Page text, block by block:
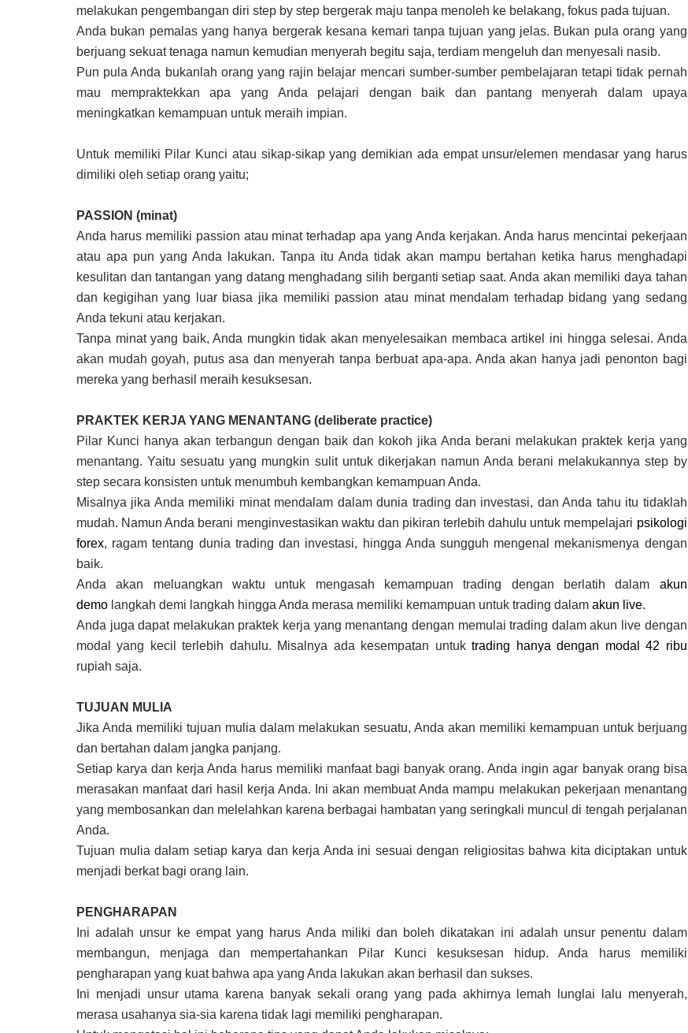
melakukan pengembangan diri step by step bergerak maju tanpa menoleh ke belakang, fokus pada tujuan.
Anda bukan pemalas yang hanya bergerak kesana kemari tanpa tujuan yang jelas. Bukan pula orang yang
berjuang sekuat tenaga namun kemudian menyerah begitu saja, terdiam mengeluh dan menyesali nasib.
Pun pula Anda bukanlah orang yang rajin belajar mencari sumber-sumber pembelajaran tetapi tidak pernah
mau mempraktekkan apa yang Anda pelajari dengan baik dan pantang menyerah dalam upaya
meningkatkan kemampuan untuk meraih impian.
Untuk memiliki Pilar Kunci atau sikap-sikap yang demikian ada empat unsur/elemen mendasar yang harus
dimiliki oleh setiap orang yaitu;
PASSION (minat)
Anda harus memiliki passion atau minat terhadap apa yang Anda kerjakan. Anda harus mencintai pekerjaan
atau apa pun yang Anda lakukan. Tanpa itu Anda tidak akan mampu bertahan ketika harus menghadapi
kesulitan dan tantangan yang datang menghadang silih berganti setiap saat. Anda akan memiliki daya tahan
dan kegigihan yang luar biasa jika memiliki passion atau minat mendalam terhadap bidang yang sedang
Anda tekuni atau kerjakan.
Tanpa minat yang baik, Anda mungkin tidak akan menyelesaikan membaca artikel ini hingga selesai. Anda
akan mudah goyah, putus asa dan menyerah tanpa berbuat apa-apa. Anda akan hanya jadi penonton bagi
mereka yang berhasil meraih kesuksesan.
PRAKTEK KERJA YANG MENANTANG (deliberate practice)
Pilar Kunci hanya akan terbangun dengan baik dan kokoh jika Anda berani melakukan praktek kerja yang
menantang. Yaitu sesuatu yang mungkin sulit untuk dikerjakan namun Anda berani melakukannya step by
step secara konsisten untuk menumbuh kembangkan kemampuan Anda.
Misalnya jika Anda memiliki minat mendalam dalam dunia trading dan investasi, dan Anda tahu itu tidaklah
mudah. Namun Anda berani menginvestasikan waktu dan pikiran terlebih dahulu untuk mempelajari psikologi
forex, ragam tentang dunia trading dan investasi, hingga Anda sungguh mengenal mekanismenya dengan
baik.
Anda akan meluangkan waktu untuk mengasah kemampuan trading dengan berlatih dalam akun
demo langkah demi langkah hingga Anda merasa memiliki kemampuan untuk trading dalam akun live.
Anda juga dapat melakukan praktek kerja yang menantang dengan memulai trading dalam akun live dengan
modal yang kecil terlebih dahulu. Misalnya ada kesempatan untuktrading hanya dengan modal 42 ribu
rupiah saja.
TUJUAN MULIA
Jika Anda memiliki tujuan mulia dalam melakukan sesuatu, Anda akan memiliki kemampuan untuk berjuang
dan bertahan dalam jangka panjang.
Setiap karya dan kerja Anda harus memiliki manfaat bagi banyak orang. Anda ingin agar banyak orang bisa
merasakan manfaat dari hasil kerja Anda. Ini akan membuat Anda mampu melakukan pekerjaan menantang
yang membosankan dan melelahkan karena berbagai hambatan yang seringkali muncul di tengah perjalanan
Anda.
Tujuan mulia dalam setiap karya dan kerja Anda ini sesuai dengan religiositas bahwa kita diciptakan untuk
menjadi berkat bagi orang lain.
PENGHARAPAN
Ini adalah unsur ke empat yang harus Anda miliki dan boleh dikatakan ini adalah unsur penentu dalam
membangun, menjaga dan mempertahankan Pilar Kunci kesuksesan hidup. Anda harus memiliki
pengharapan yang kuat bahwa apa yang Anda lakukan akan berhasil dan sukses.
Ini menjadi unsur utama karena banyak sekali orang yang pada akhirnya lemah lunglai lalu menyerah,
merasa usahanya sia-sia karena tidak lagi memiliki pengharapan.